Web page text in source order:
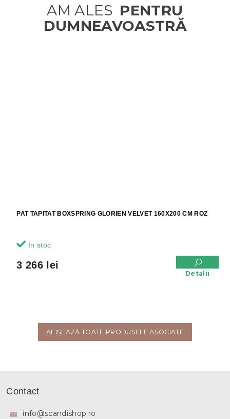
PAT TAPITAT BOXSPRING GLORIEN VELVET 160X200 CM ROZ
In stoc
3 266 lei
Detalii
AFIŞEAZĂ TOATE PRODUSELE ASOCIATE
Contact
info@scandishop.ro